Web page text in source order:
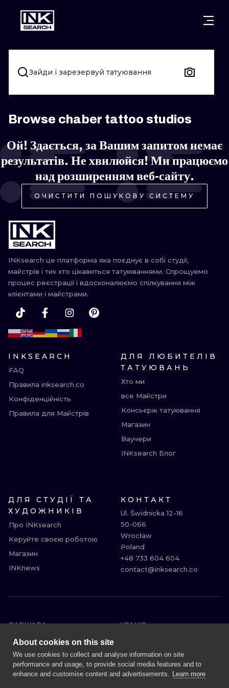
МІСТ ВАРШАВА
КРАКІВ ВРОЦЛАВ
БЕРЛІН ЛОНДОН
МІЛАН ЕДІНБУРГ
ПРАГА ВІДЕНЬ
АФІНИ БУДАПЕШТ
НАПИС
ХЭНДПОУК
БЛЭКВОРК
ИГНОРАНТ
ЛІНІЙНИЙ
ДОТВОРК
Зайди і зарезервуй татуювання
Browse chaber tattoo studios
Ой! Здається, за Вашим запитом немає
результатів. Не хвилюйся! Ми працюємо
над розширенням веб-сайту.
ОЧИСТИТИ ПОШУКОВУ СИСТЕМУ
INKsearch це платформа яка поєднує в собі студії,
майстрів і тих хто цікавиться татуюваннями. Спрощуемо
процес реєстрації і вдосконалюємо спілкування між
клієнтами і майстрами.
INKSEARCH
FAQ
Правила inksearch.co
Конфіденційність
Правила для Майстрів
ДЛЯ ЛЮБИТЕЛІВ
ТАТУЮВАНЬ
Хто ми
все Майстри
Консьєрж татуювання
Магазин
Ваучери
INKsearch Блог
ДЛЯ СТУДІЇ ТА
ХУДОЖНИКІВ
Про INKsearch
Керуйте своєю роботою
Магазин
INKnews
КОНТАКТ
Ul. Świdnicka 12-16
50-066
Wrocław
Poland
+48 733 604 604
contact@inksearch.co
ВАРШАВА
КРАКІВ
ВРОЦЛАВ
ЛОНДОН
МІЛАН
ЕДІНБУРГ
МАНЧЕСТЕР
About cookies on this site
We use cookies to collect and analyse information on site
performance and usage, to provide social media features and to
enhance and customise content and advertisements. Learn more